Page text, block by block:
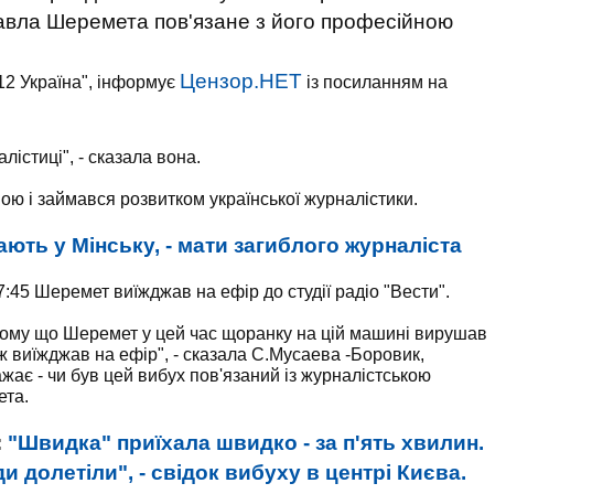
Шеремета пов'язане з його професійною
Україна", інформує Цензор.НЕТ із посиланням на
- сказала вона.
займався розвитком української журналістики.
у Мінську, - мати загиблого журналіста
Шеремет виїжджав на ефір до студії радіо "Вести".
що Шеремет у цей час щоранку на цій машині вирушав
виїжджав на ефір", - сказала С.Мусаева -Боровик,
- чи був цей вибух пов'язаний із журналістською
"Швидка" приїхала швидко - за п'ять хвилин.
- свідок вибуху в центрі Києва.